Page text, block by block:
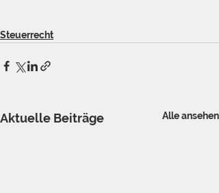
Steuerrecht
Aktuelle Beiträge Alle ansehen